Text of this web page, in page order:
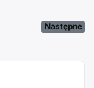
Następne